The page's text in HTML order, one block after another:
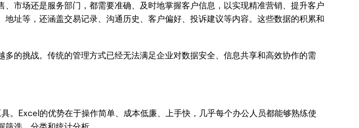
市场还是服务部门，都需要准确、及时地掌握客户信息，以实现精准营销、提升客户
址等，还涵盖交易记录、沟通历史、客户偏好、投诉建议等内容。这些数据的积累和
的挑战。传统的管理方式已经无法满足企业对数据安全、信息共享和高效协作的需
。Excel的优势在于操作简单、成本低廉、上手快，几乎每个办公人员都能够熟练使